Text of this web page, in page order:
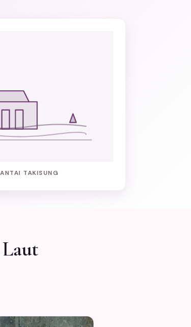
TAKISUNG